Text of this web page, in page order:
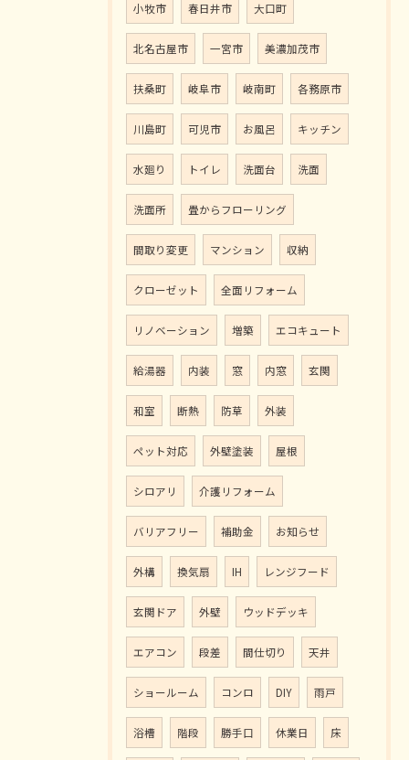
小牧市 春日井市 大口町
北名古屋市 一宮市 美濃加茂市
扶桑町 岐阜市 岐南町 各務原市
川島町 可児市 お風呂 キッチン
水廻り トイレ 洗面台 洗面
洗面所 畳からフローリング
間取り変更 マンション 収納
クローゼット 全面リフォーム
リノベーション 増築 エコキュート
給湯器 内装 窓 内窓 玄関
和室 断熱 防草 外装
ペット対応 外壁塗装 屋根
シロアリ 介護リフォーム
バリアフリー 補助金 お知らせ
外構 換気扇 IH レンジフード
玄関ドア 外壁 ウッドデッキ
エアコン 段差 間仕切り 天井
ショールーム コンロ DIY 雨戸
浴槽 階段 勝手口 休業日 床